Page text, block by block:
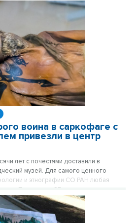
воина в саркофаге с
привезли в центр
лет с почестями доставили в
музей. Для самого ценного
и этнографии СО РАН любая
Последние 25 лет сосед
выезжает из Академгородка
поводам. Чуть больше двух месяцев
находиться в центре Новосибирска.